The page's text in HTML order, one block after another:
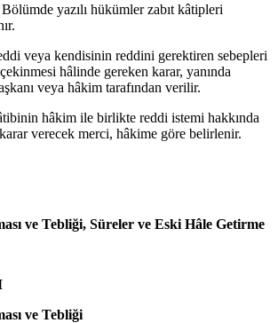
yazılı hükümler zabıt kâtipleri
veya kendisinin reddini gerektiren sebepleri
hâlinde gereken karar, yanında
veya hâkim tarafından verilir.
hâkim ile birlikte reddi istemi hakkında
verecek merci, hâkime göre belirlenir.
ve Tebliği, Süreler ve Eski Hâle Getirme
ve Tebliği